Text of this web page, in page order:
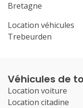
Bretagne
Location véhicules
Trebeurden
Véhicules de
Location voiture
Location citadine